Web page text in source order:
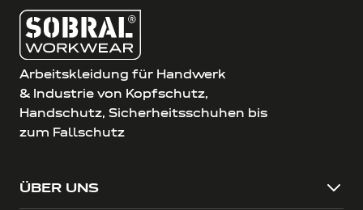
Arbeitskleidung für Handwerk
& Industrie von Kopfschutz,
Handschutz, Sicherheitsschuhen bis
zum Fallschutz
ÜBER UNS